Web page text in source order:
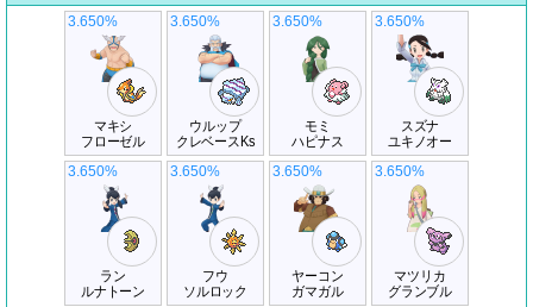
マキシ
フローゼル
3.650%
ウルップ
クレベースKs
3.650%
モミ
ハピナス
3.650%
スズナ
ユキノオー
3.650%
ラン
ルナトーン
3.650%
フウ
ソルロック
3.650%
ヤーコン
ガマガル
3.650%
マツリカ
グランブル
3.650%